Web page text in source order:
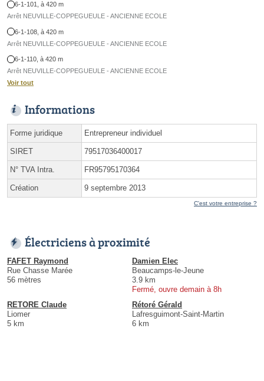
6-1-101, à 420 m
Arrêt NEUVILLE-COPPEGUEULE - ANCIENNE ECOLE
6-1-108, à 420 m
Arrêt NEUVILLE-COPPEGUEULE - ANCIENNE ECOLE
6-1-110, à 420 m
Arrêt NEUVILLE-COPPEGUEULE - ANCIENNE ECOLE
Voir tout
Informations
Forme juridique Entrepreneur individuel
SIRET 79517036400017
N° TVA Intra. FR95795170364
Création 9 septembre 2013
C'est votre entreprise ?
Électriciens à proximité
FAFET Raymond
Rue Chasse Marée
56 mètres
Damien Elec
Beaucamps-le-Jeune
3.9 km
Fermé, ouvre demain à 8h
RETORE Claude
Liomer
5 km
Rétoré Gérald
Lafresguimont-Saint-Martin
6 km